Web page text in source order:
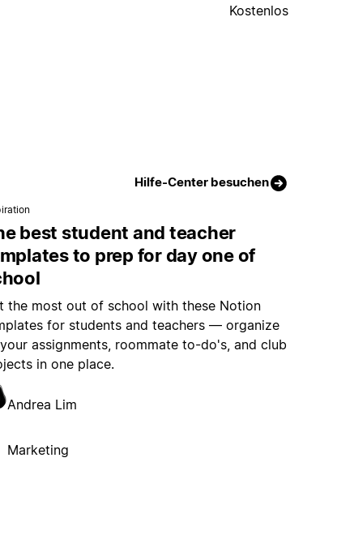
Kostenlos
Hilfe-Center besuchen
best student and teacher
to prep for day one of
the most out of school with these Notion
for students and teachers — organize
assignments, roommate to-do's, and club
in one place.
Andrea Lim
Marketing